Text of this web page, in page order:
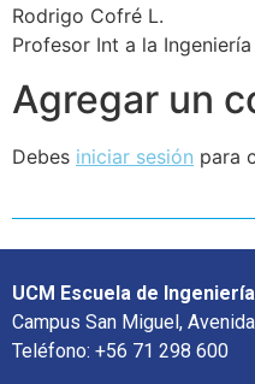
Rodrigo Cofré L.
Profesor Int a la Ingeniería
Agregar un
Debes iniciar sesión para
UCM Escuela de
Campus San Miguel,
Teléfono: +56 71 298 600